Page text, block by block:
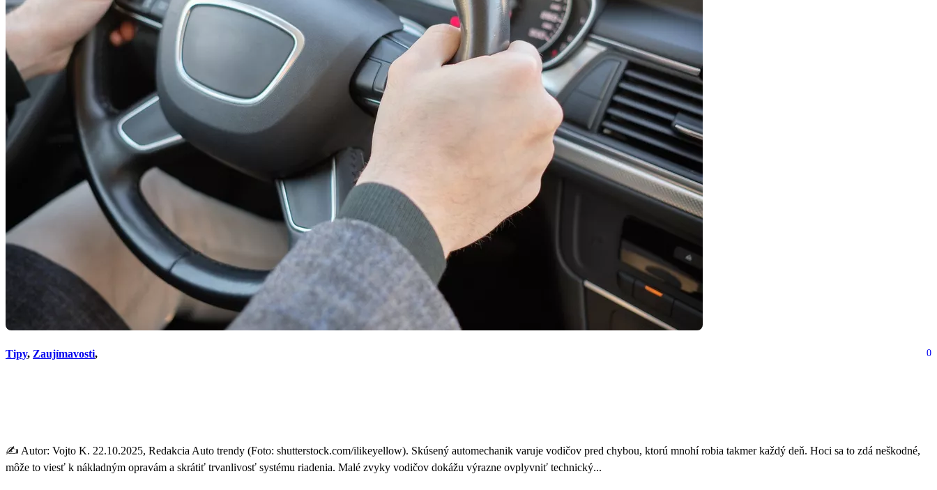
Tipy, Zaujímavosti, 0
✍️ Autor: Vojto K. 22.10.2025, Redakcia Auto trendy (Foto: shutterstock.com/ilikeyellow). Skúsený automechanik varuje vodičov pred chybou, ktorú mnohí robia takmer každý deň. Hoci sa to zdá neškodné,
môže to viesť k nákladným opravám a skrátiť trvanlivosť systému riadenia. Malé zvyky vodičov dokážu výrazne ovplyvniť technický...